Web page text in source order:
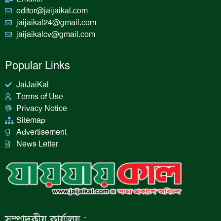
editor@jaijaikal.com
jaijaikal24@gmail.com
jaijaikalcv@gmail.com
Popular Links
JaiJaiKal
Terms of Use
Privacy Notice
Sitemap
Advertisement
News Letter